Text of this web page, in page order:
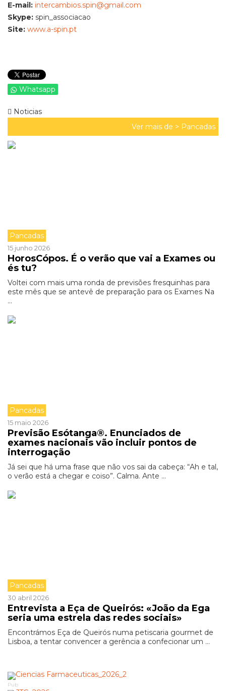
E-mail: intercambios.spin@gmail.com
Skype: spin_associacao
Site: www.a-spin.pt
Whatsapp
Noticias
Ver mais de > Pancadas
Pancadas
15 junho 2026
HorosCópos. É o verão que vai a Exames ou
és tu?
Voltei com mais uma ronda de previsões fresquinhas para
este mês que se antevê de preparação para os Exames Na
...
Pancadas
15 maio 2026
Previsão Esótanga®. Enunciados de
exames nacionais vão incluir pontos de
interrogação
Já sei que há uma frase que não vos sai da cabeça: “Ah e tal,
o verão está a chegar e coiso”. Calma. Ante ...
Pancadas
30 abril 2026
Entrevista a Eça de Queirós: «João da Ega
seria uma estrela das redes sociais»
Encontrámos Eça de Queirós numa petiscaria gourmet de
Lisboa, a tentar convencer a gerência a confecionar um ...
Pub